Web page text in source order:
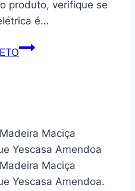
Fritadeiras
Painel
PAF16A
produto, verifique se
é…
Fritadeira
220v
Maciça
Yescasa Amendoa
Maciça
Yescasa Amendoa.